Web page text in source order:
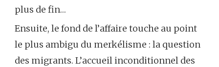
plus de fin…
Ensuite, le fond de l’affaire touche au point
le plus ambigu du merkélisme : la question
des migrants. L’accueil inconditionnel des